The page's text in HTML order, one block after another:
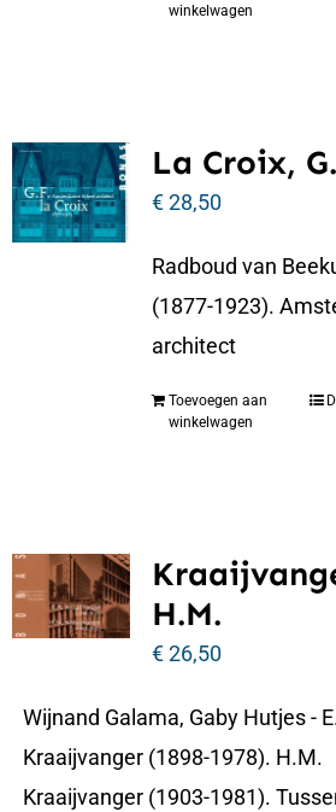
winkelwagen
La Croix,
€28,50
Radboud van
(1877-1923).
architect
Toevoegen aan
winkelwagen
H.M.
€26,50
Wijnand Galama, Gaby Hutjes -
Kraaijvanger (1898-1978). H.M.
Kraaijvanger (1903-1981).